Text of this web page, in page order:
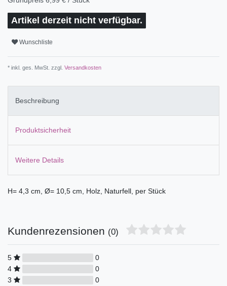
Artikel derzeit nicht verfügbar.
Wunschliste
* inkl. ges. MwSt. zzgl. Versandkosten
Beschreibung
Produktsicherheit
Weitere Details
H= 4,3 cm, Ø= 10,5 cm, Holz, Naturfell, per Stück
Kundenrezensionen (0)
5
0
4
0
3
0